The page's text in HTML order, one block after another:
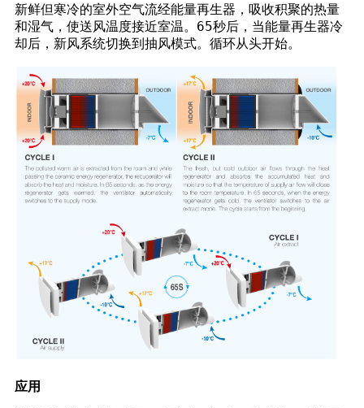
新鲜但寒冷的室外空气流经能量再生器，吸收积聚的热量
和湿气，使送风温度接近室温。65秒后，当能量再生器冷
却后，新风系统切换到抽风模式。循环从头开始。
应用